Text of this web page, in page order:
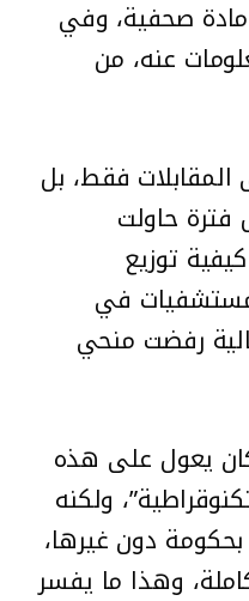
مادة صحفية، وفي
عنه، من
فقط، بل
فترة حاولت
توزيع
في
رفضت منحي
يعول على هذه
ولكنه
دون غيرها،
وهذا ما يفسر